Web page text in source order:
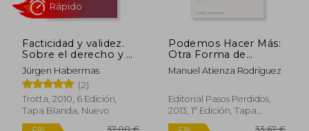
5% 5%
Facticidad y validez.
Sobre el derecho y el
Estado democrático
de derecho en
términos de teoría
del discurso
Jürgen Habermas
(2)
Trotta, 2010, 6 Edición,
Tapa Blanda, Nuevo
Podemos Hacer Más:
Otra Forma de
Pensar el Derecho
Manuel Atienza Rodríguez
Editorial Pasos Perdidos,
2013, 1ª Edición, Tapa
Blanda, Nuevo